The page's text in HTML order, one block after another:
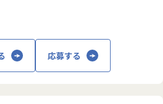
大化を図ります。
（DevSecOps）： CI/CDパイプ
/コンテナスキャン等を統合、シー
構成情報の適切な管理フロー策
迎していますが、いずれかの領域
を触っていて、インフラ領域にキ
る方
いて、アプリケーション領域にキ
応募する